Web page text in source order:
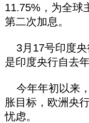
11.75%，为全球
第二次加息。
3月17号印度央
是印度央行自去
今年年初以来
胀目标，欧洲央
忧虑。